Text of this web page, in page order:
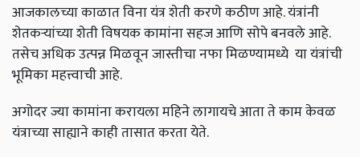
आजकालच्या काळात विना यंत्र शेती करणे कठीण आहे. यंत्रांनी
शेतकऱ्यांच्या शेती विषयक कामांना सहज आणि सोपे बनवले आहे.
तसेच अधिक उत्पन्न मिळवून जास्तीचा नफा मिळण्यामध्ये या यंत्रांची
भूमिका महत्त्वाची आहे.
अगोदर ज्या कामांना करायला महिने लागायचे आता ते काम केवळ
यंत्राच्या साह्याने काही तासात करता येते.